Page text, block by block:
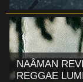
NAÂMAN
REGGAE